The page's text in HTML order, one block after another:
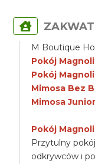
M Boutique
Pokój
Pokój
Mimosa Bez
Mimosa
Pokój
Przytulny
odkrywców i